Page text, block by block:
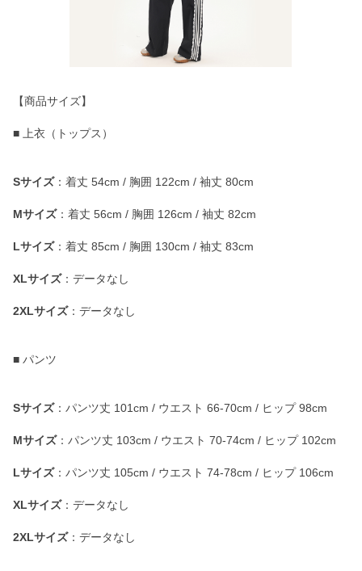
【商品サイズ】
■ 上衣（トップス）
Sサイズ：着丈 54cm / 胸囲 122cm / 袖丈 80cm
Mサイズ：着丈 56cm / 胸囲 126cm / 袖丈 82cm
Lサイズ：着丈 85cm / 胸囲 130cm / 袖丈 83cm
XLサイズ：データなし
2XLサイズ：データなし
■ パンツ
Sサイズ：パンツ丈 101cm / ウエスト 66-70cm / ヒップ 98cm
Mサイズ：パンツ丈 103cm / ウエスト 70-74cm / ヒップ 102cm
Lサイズ：パンツ丈 105cm / ウエスト 74-78cm / ヒップ 106cm
XLサイズ：データなし
2XLサイズ：データなし